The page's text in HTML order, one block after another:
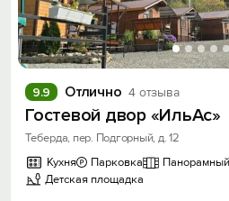
Отлично 4 отзыва
9.9
Гостевой двор «ИльАс»
Теберда, пер. Подгорный, д. 12
Кухня
Парковка
Детская площадка